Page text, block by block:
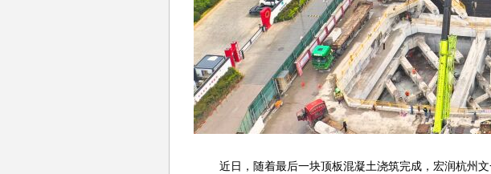
近日，随着最后一块顶板混凝土浇筑完成，宏润杭州